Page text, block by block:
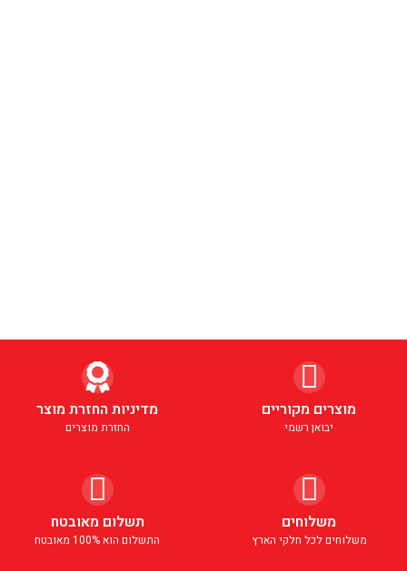
מוצרים מקוריים
יבואן רשמי
מדיניות החזרת מוצר
החזרת מוצרים
משלוחים
משלוחים לכל חלקי הארץ
תשלום מאובטח
התשלום הוא 100% מאובטח